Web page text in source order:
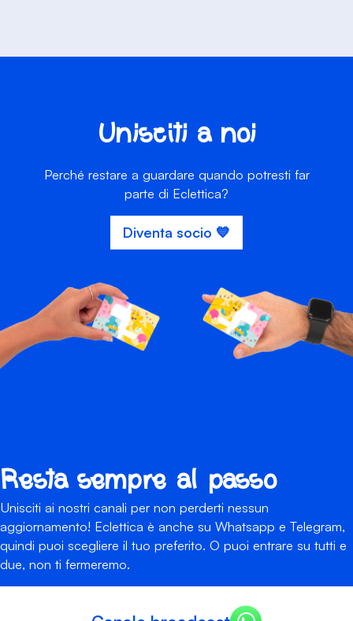
Unisciti a noi
Perché restare a guardare quando potresti far
parte di Eclettica?
Diventa socio 💙
Resta sempre al passo
Unisciti ai nostri canali per non perderti nessun
aggiornamento! Eclettica è anche su Whatsapp e Telegram,
quindi puoi scegliere il tuo preferito. O puoi entrare su tutti e
due, non ti fermeremo.